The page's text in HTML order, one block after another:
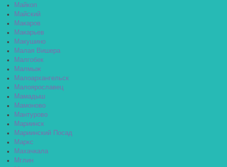
Майкоп
Майский
Макаров
Макарьев
Макушино
Малая Вишера
Малгобек
Малмыж
Малоархангельск
Малоярославец
Мамадыш
Мамоново
Мантурово
Мариинск
Мариинский Посад
Маркс
Махачкала
Мглин